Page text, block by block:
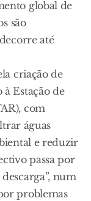
global de
são
até
criação de
Estação de
com
águas
e reduzir
passa por
num
problemas